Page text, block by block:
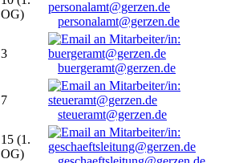
OG)
personalamt@gerzen.de
3
buergeramt@gerzen.de
7
steueramt@gerzen.de
15 (1.
OG)